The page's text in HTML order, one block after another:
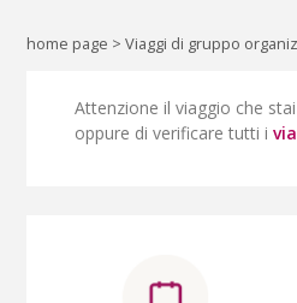
home page > Viaggi di gruppo
Attenzione il viaggio che
oppure di verificare tutti i